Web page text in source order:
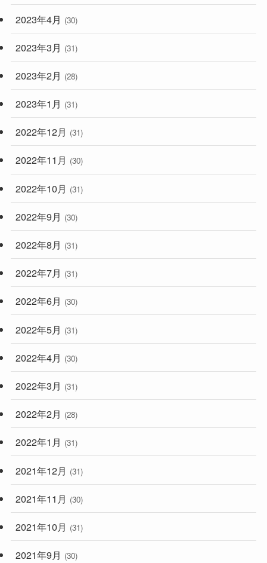
2023年4月 (30)
2023年3月 (31)
2023年2月 (28)
2023年1月 (31)
2022年12月 (31)
2022年11月 (30)
2022年10月 (31)
2022年9月 (30)
2022年8月 (31)
2022年7月 (31)
2022年6月 (30)
2022年5月 (31)
2022年4月 (30)
2022年3月 (31)
2022年2月 (28)
2022年1月 (31)
2021年12月 (31)
2021年11月 (30)
2021年10月 (31)
2021年9月 (30)